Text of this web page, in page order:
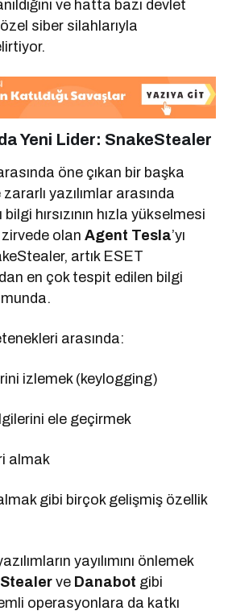
ve hatta bazı devlet
siber silahlarıyla
Yeni Lider: SnakeStealer
öne çıkan bir başka
yazılımlar arasında
bilgi hırsızının hızla yükselmesi
zirvede olanAgent Tesla’yı
artık ESET
en çok tespit edilen bilgi
arasında:
izlemek (keylogging)
ele geçirmek
almak
gibi birçok gelişmiş özellik
yayılımını önlemek
ve Danabot gibi
operasyonlara da katkı